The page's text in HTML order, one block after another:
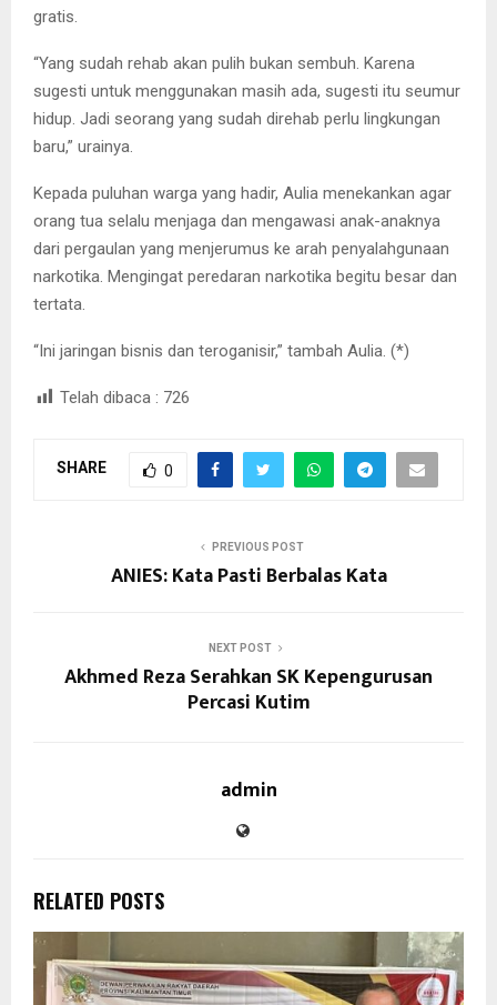
gratis.
“Yang sudah rehab akan pulih bukan sembuh. Karena
sugesti untuk menggunakan masih ada, sugesti itu seumur
hidup. Jadi seorang yang sudah direhab perlu lingkungan
baru,” urainya.
Kepada puluhan warga yang hadir, Aulia menekankan agar
orang tua selalu menjaga dan mengawasi anak-anaknya
dari pergaulan yang menjerumus ke arah penyalahgunaan
narkotika. Mengingat peredaran narkotika begitu besar dan
tertata.
“Ini jaringan bisnis dan teroganisir,” tambah Aulia. (*)
Telah dibaca : 726
SHARE 0
PREVIOUS POST
ANIES: Kata Pasti Berbalas Kata
NEXT POST
Akhmed Reza Serahkan SK Kepengurusan
Percasi Kutim
admin
RELATED POSTS